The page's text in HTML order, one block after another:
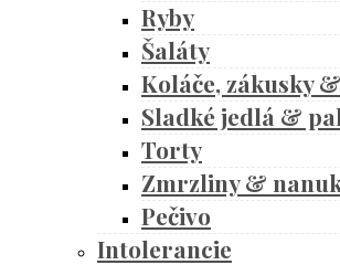
Ryby
Šaláty
Koláče, zákusky
Sladké jedlá &
Torty
Zmrzliny &
Pečivo
Intolerancie